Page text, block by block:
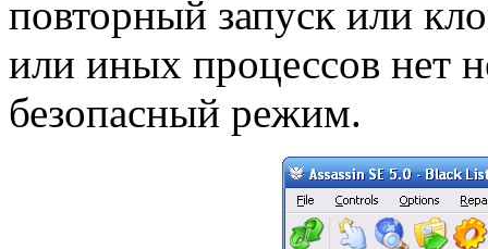
повторный запуск или
или иных процессов нет
безопасный режим.